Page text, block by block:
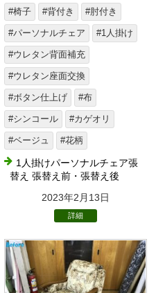
#椅子 #背付き #肘付き
#パーソナルチェア #1人掛け
#ウレタン背面補充
#ウレタン座面交換
#ボタン仕上げ #布
#シンコール #カゲオリ
#ベージュ #花柄
1人掛けパーソナルチェア張
替え 張替え前・張替え後
2023年2月13日
詳細